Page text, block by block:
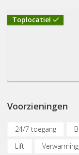
Toplocatie!
Voorzieningen
24/7 toegang
Lift
Verwarming